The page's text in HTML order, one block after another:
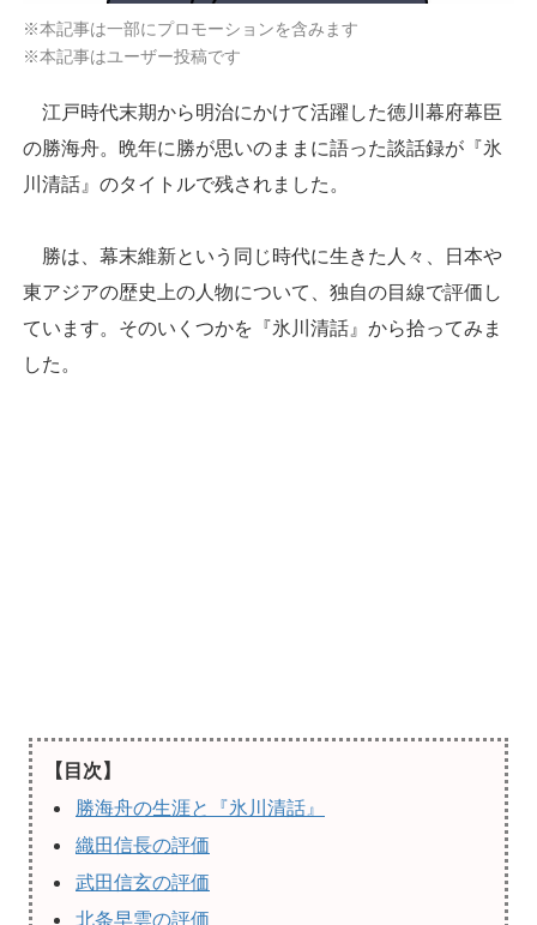
※本記事は一部にプロモーションを含みます
※本記事はユーザー投稿です
江戸時代末期から明治にかけて活躍した徳川幕府幕臣
の勝海舟。晩年に勝が思いのままに語った談話録が『氷
川清話』のタイトルで残されました。
勝は、幕末維新という同じ時代に生きた人々、日本や
東アジアの歴史上の人物について、独自の目線で評価し
ています。そのいくつかを『氷川清話』から拾ってみま
した。
【目次】
勝海舟の生涯と『氷川清話』
織田信長の評価
武田信玄の評価
北条早雲の評価